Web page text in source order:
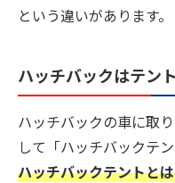
という違いがあります。
ハッチバックはテン
ハッチバックの車に取
して「ハッチバックテ
ハッチバックテントと